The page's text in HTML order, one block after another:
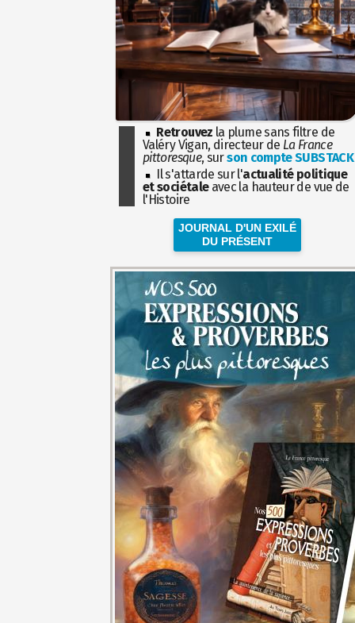
Retrouvez la plume sans filtre de
Valéry Vigan, directeur de La France
pittoresque, surson compte SUBSTACK
Il s'attarde sur l'actualité politique
et sociétaleavec la hauteur de vue de
l'Histoire
JOURNAL D'UN EXILÉ
DU PRÉSENT